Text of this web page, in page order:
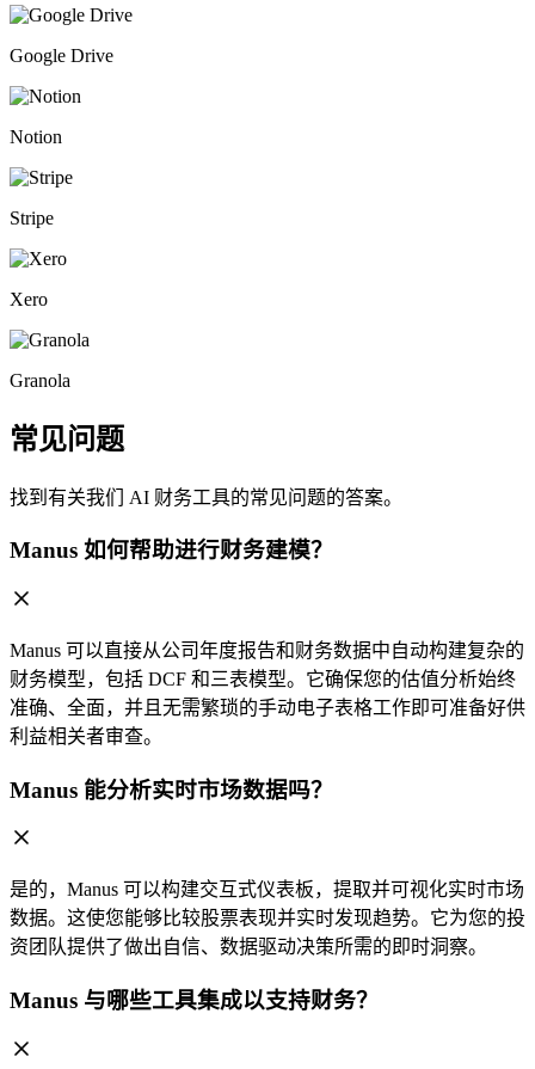
Google Drive
Notion
Stripe
Xero
Granola
常见问题
找到有关我们 AI 财务工具的常见问题的答案。
Manus 如何帮助进行财务建模？
Manus 可以直接从公司年度报告和财务数据中自动构建复杂的
财务模型，包括 DCF 和三表模型。它确保您的估值分析始终
准确、全面，并且无需繁琐的手动电子表格工作即可准备好供
利益相关者审查。
Manus 能分析实时市场数据吗？
是的，Manus 可以构建交互式仪表板，提取并可视化实时市场
数据。这使您能够比较股票表现并实时发现趋势。它为您的投
资团队提供了做出自信、数据驱动决策所需的即时洞察。
Manus 与哪些工具集成以支持财务？